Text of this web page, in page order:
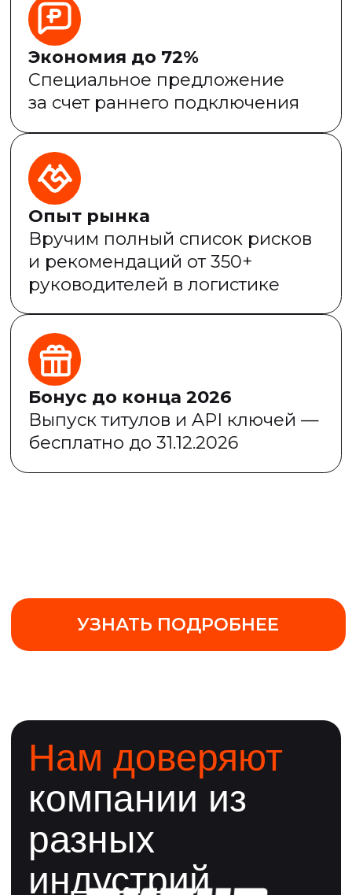
Я даюсогласие на обработку
персональных данных
в соответствии с ФЗ
от 27.07.2006 № 152-ФЗ
«О персональных данных».
с условиями
конфиденциальности
лицензионного соглашения
Отправить